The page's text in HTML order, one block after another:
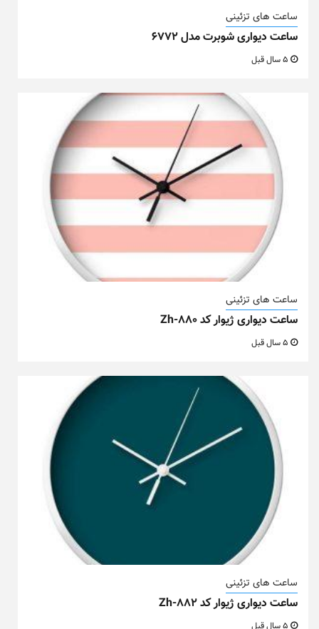
ساعت های تزئینی
ساعت دیواری شوبرت مدل ۶۷۷۲
ساعت های تزئینی
ساعت دیواری ژیوار کد Zh-880
ساعت های تزئینی
ساعت دیواری ژیوار کد Zh-882